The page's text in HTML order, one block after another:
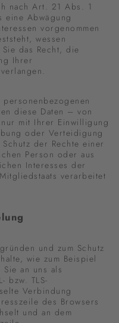
nach Art. 21 Abs. 1
eine Abwägung
vorgenommen
wessen
das Recht, die
Ihrer
diese Daten – von
mit Ihrer Einwilligung
oder Verteidigung
der Rechte einer
Person oder aus
Interesses der
verarbeitet
und zum Schutz
wie zum Beispiel
an uns als
bzw. TLS-
Verbindung
des Browsers
und an dem